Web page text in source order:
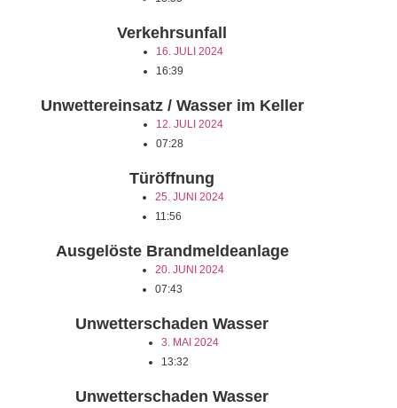
Verkehrsunfall
16. JULI 2024
16:39
Unwettereinsatz / Wasser im Keller
12. JULI 2024
07:28
Türöffnung
25. JUNI 2024
11:56
Ausgelöste Brandmeldeanlage
20. JUNI 2024
07:43
Unwetterschaden Wasser
3. MAI 2024
13:32
Unwetterschaden Wasser